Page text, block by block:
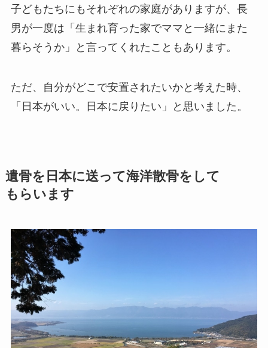
子どもたちにもそれぞれの家庭がありますが、長
男が一度は「生まれ育った家でママと一緒にまた
暮らそうか」と言ってくれたこともあります。
ただ、自分がどこで安置されたいかと考えた時、
「日本がいい。日本に戻りたい」と思いました。
遺骨を​日本に​送って​海洋散骨を​して​
もらいます